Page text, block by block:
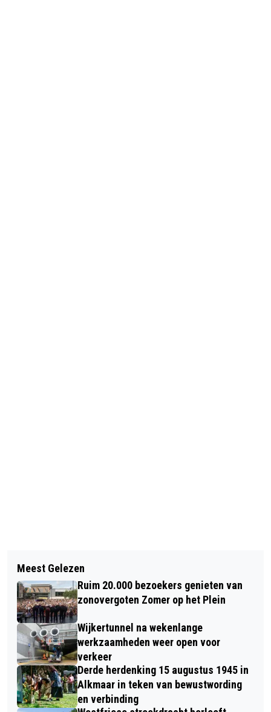
ARCHEOLOGEN ONTDEKKEN RESTEN
VAN MIDDELEEUWSE BRUG ONDER
MUNNIKENWEG
VIER TIPS OM TE ZORGEN DAT JE
NIET TE VEEL BETAALT VOOR JE
RIJOPLEIDING
Meest Gelezen
Ruim 20.000 bezoekers genieten van
zonovergoten Zomer op het Plein
Wijkertunnel na wekenlange
werkzaamheden weer open voor
verkeer
Derde herdenking 15 augustus 1945 in
Alkmaar in teken van bewustwording
en verbinding